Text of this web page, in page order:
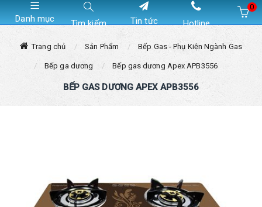
Danh mục Tìm kiếm Tin tức Hotline
0
Trang chủ Sản Phẩm Bếp Gas - Phụ Kiện Ngành Gas
Bếp ga dương Bếp gas dương Apex APB3556
BẾP GAS DƯƠNG APEX APB3556